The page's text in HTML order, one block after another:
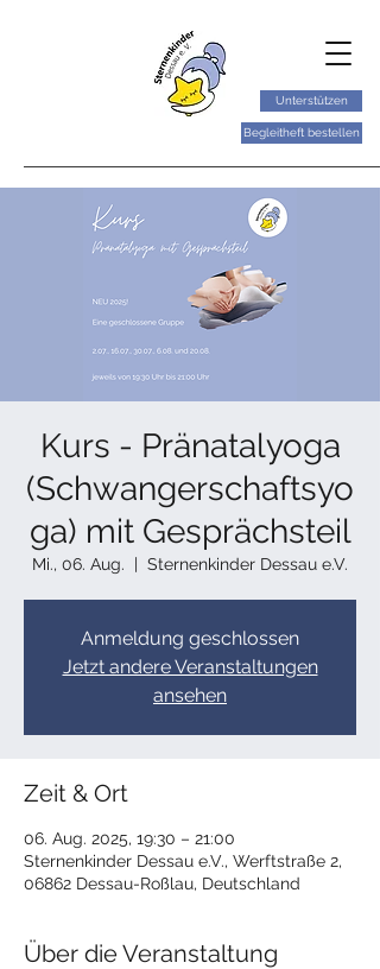
Unterstützen
Begleitheft bestellen
Kurs - Pränatalyoga
(Schwangerschaftsyo
ga) mit Gesprächsteil
Mi., 06. Aug.
  |
Sternenkinder Dessau e.V.
Anmeldung geschlossen
Jetzt andere Veranstaltungen
ansehen
Zeit & Ort
06. Aug. 2025, 19:30 – 21:00
Sternenkinder Dessau e.V., Werftstraße 2,
06862 Dessau-Roßlau, Deutschland
Über die Veranstaltung